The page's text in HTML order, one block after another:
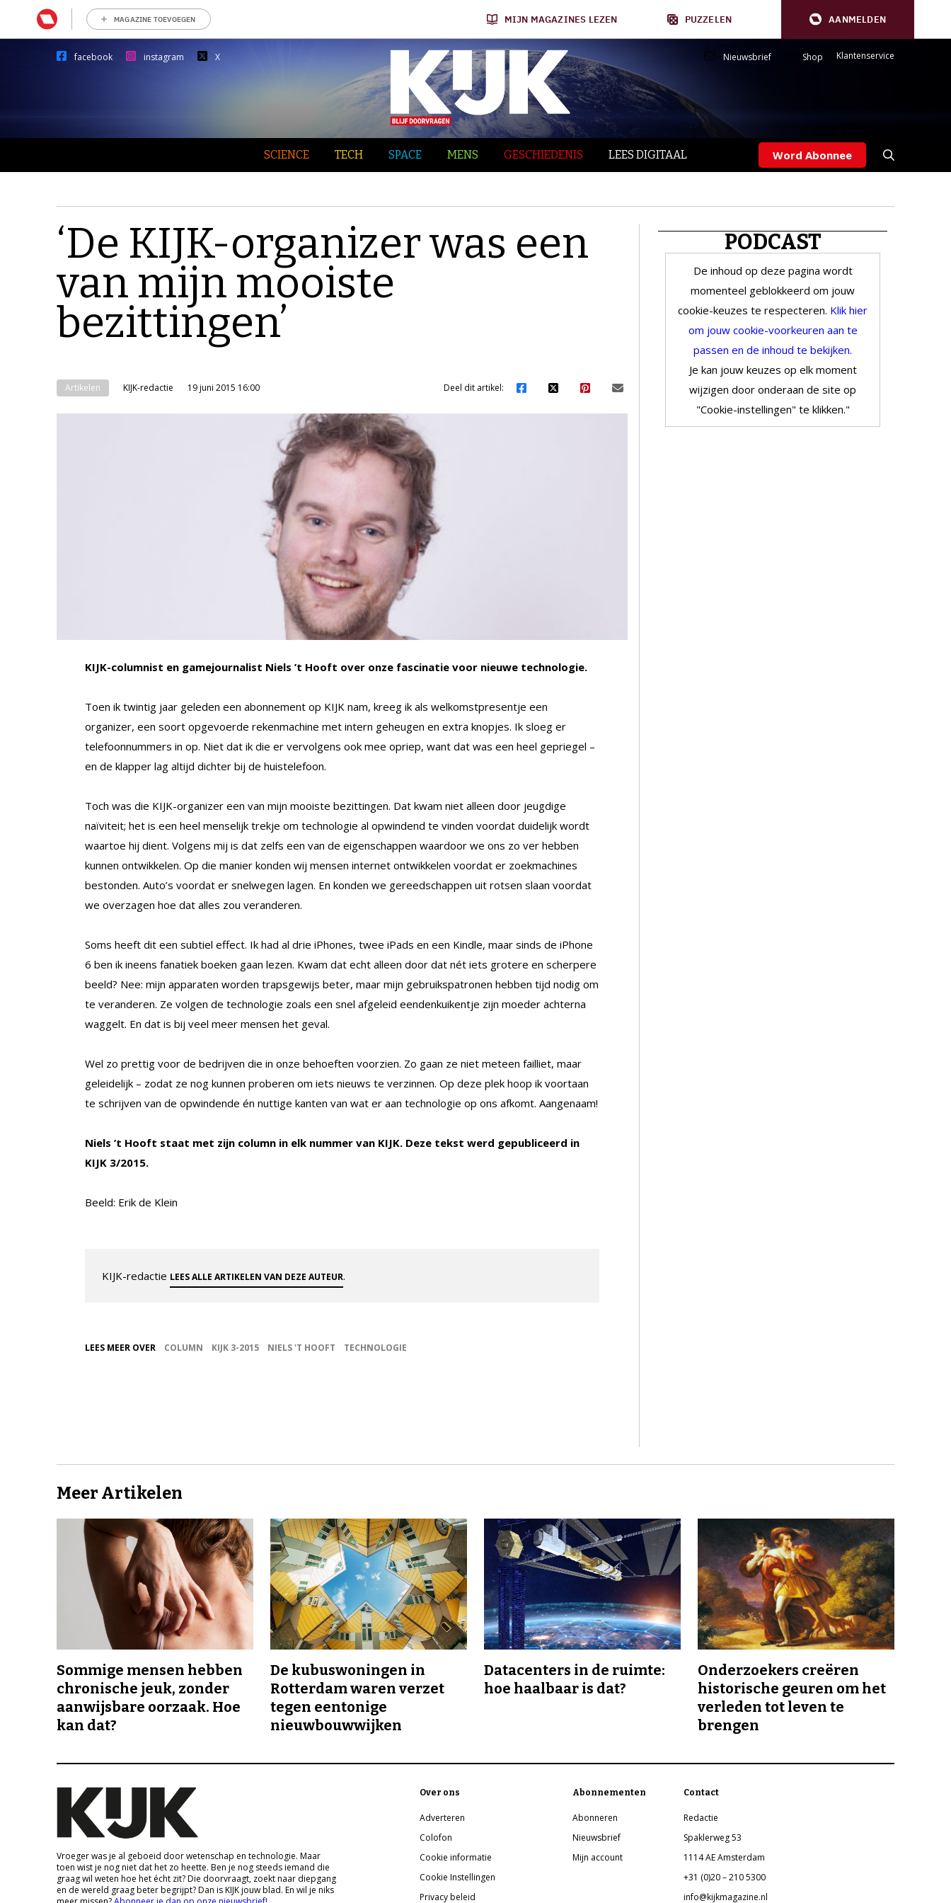
MAGAZINE TOEVOEGEN MIJN MAGAZINES LEZEN PUZZELEN AANMELDEN
facebook instagram X Nieuwsbrief Shop Klantenservice
SCIENCE TECH SPACE MENS GESCHIEDENIS LEES DIGITAAL Word Abonnee
‘De KIJK-organizer was een
van mijn mooiste
bezittingen’
Artikelen KIJK-redactie 19 juni 2015 16:00 Deel dit artikel:
KIJK-columnist en gamejournalist Niels ’t Hooft over onze fascinatie voor nieuwe technologie.
Toen ik twintig jaar geleden een abonnement op KIJK nam, kreeg ik als welkomstpresentje een
organizer, een soort opgevoerde rekenmachine met intern geheugen en extra knopjes. Ik sloeg er
telefoonnummers in op. Niet dat ik die er vervolgens ook mee opriep, want dat was een heel gepriegel –
en de klapper lag altijd dichter bij de huistelefoon.
Toch was die KIJK-organizer een van mijn mooiste bezittingen. Dat kwam niet alleen door jeugdige
naïviteit; het is een heel menselijk trekje om technologie al opwindend te vinden voordat duidelijk wordt
waartoe hij dient. Volgens mij is dat zelfs een van de eigenschappen waardoor we ons zo ver hebben
kunnen ontwikkelen. Op die manier konden wij mensen internet ontwikkelen voordat er zoekmachines
bestonden. Auto’s voordat er snelwegen lagen. En konden we gereedschappen uit rotsen slaan voordat
we overzagen hoe dat alles zou veranderen.
Soms heeft dit een subtiel effect. Ik had al drie iPhones, twee iPads en een Kindle, maar sinds de iPhone
6 ben ik ineens fanatiek boeken gaan lezen. Kwam dat echt alleen door dat nét iets grotere en scherpere
beeld? Nee: mijn apparaten worden trapsgewijs beter, maar mijn gebruikspatronen hebben tijd nodig om
te veranderen. Ze volgen de technologie zoals een snel afgeleid eendenkuikentje zijn moeder achterna
waggelt. En dat is bij veel meer mensen het geval.
Wel zo prettig voor de bedrijven die in onze behoeften voorzien. Zo gaan ze niet meteen failliet, maar
geleidelijk – zodat ze nog kunnen proberen om iets nieuws te verzinnen. Op deze plek hoop ik voortaan
te schrijven van de opwindende én nuttige kanten van wat er aan technologie op ons afkomt. Aangenaam!
Niels ’t Hooft staat met zijn column in elk nummer van KIJK. Deze tekst werd gepubliceerd in
KIJK 3/2015.
Beeld: Erik de Klein
KIJK-redactie LEES ALLE ARTIKELEN VAN DEZE AUTEUR.
LEES MEER OVER COLUMN KIJK 3-2015 NIELS 'T HOOFT TECHNOLOGIE
PODCAST
De inhoud op deze pagina wordt
momenteel geblokkeerd om jouw
cookie-keuzes te respecteren. Klik hier
om jouw cookie-voorkeuren aan te
passen en de inhoud te bekijken.
Je kan jouw keuzes op elk moment
wijzigen door onderaan de site op
"Cookie-instellingen" te klikken."
Meer Artikelen
Sommige mensen hebben
chronische jeuk, zonder
aanwijsbare oorzaak. Hoe
kan dat?
De kubuswoningen in
Rotterdam waren verzet
tegen eentonige
nieuwbouwwijken
Datacenters in de ruimte:
hoe haalbaar is dat?
Onderzoekers creëren
historische geuren om het
verleden tot leven te
brengen
Vroeger was je al geboeid door wetenschap en technologie. Maar
toen wist je nog niet dat het zo heette. Ben je nog steeds iemand die
graag wil weten hoe het écht zit? Die doorvraagt, zoekt naar diepgang
en de wereld graag beter begrijpt? Dan is KIJK jouw blad. En wil je niks
Over ons
Adverteren
Colofon
Cookie informatie
Cookie Instellingen
Privacy beleid
Abonnementen
Abonneren
Nieuwsbrief
Mijn account
Contact
Redactie
Spaklerweg 53
1114 AE Amsterdam
+31 (0)20 – 210 5300
info@kijkmagazine.nl